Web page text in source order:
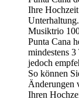
Ihre
Musiktrio
Punta Cana
mindestens
jedoch
So können
Änderungen
Ihren